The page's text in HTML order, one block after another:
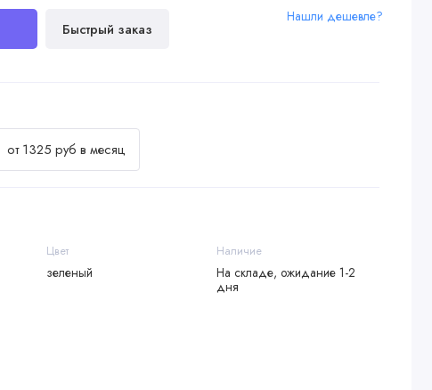
Быстрый заказ
Нашли дешевле?
от 1325 руб в месяц
Цвет
зеленый
Наличие
На складе, ожидание 1-2
дня